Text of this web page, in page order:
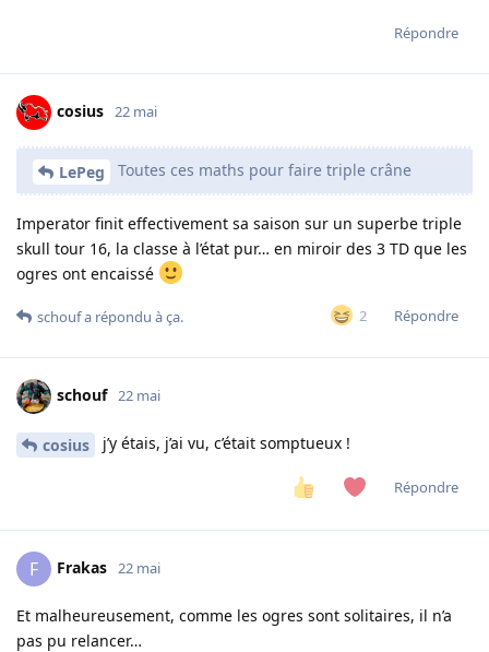
Répondre
cosius 22 mai
LePeg Toutes ces maths pour faire triple crâne
Imperator finit effectivement sa saison sur un superbe triple
skull tour 16, la classe à l’état pur… en miroir des 3 TD que les
ogres ont encaissé
2 Répondre
schoufa répondu à ça.
schouf 22 mai
cosius j’y étais, j’ai vu, c’était somptueux !
Répondre
F Frakas 22 mai
Et malheureusement, comme les ogres sont solitaires, il n’a
pas pu relancer…